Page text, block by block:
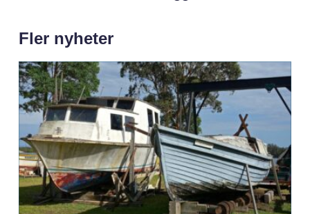
Fler nyheter